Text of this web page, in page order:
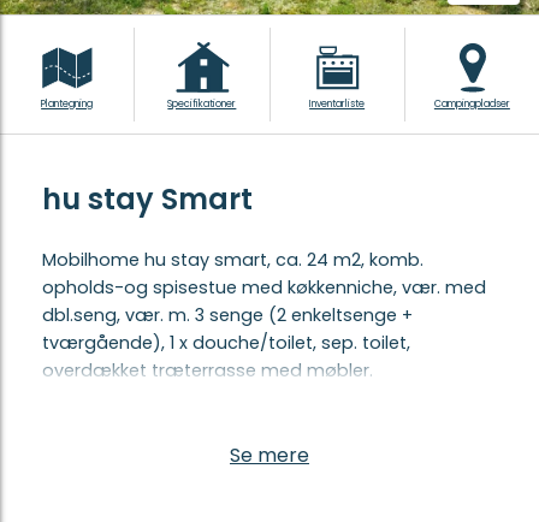
Plantegning Specifikationer Inventarliste Campingpladser
hu stay Smart
Mobilhome hu stay smart, ca. 24 m2, komb.
opholds-og spisestue med køkkenniche, vær. med
dbl.seng, vær. m. 3 senge (2 enkeltsenge +
tværgående), 1 x douche/toilet, sep. toilet,
overdækket træterrasse med møbler.
Se mere